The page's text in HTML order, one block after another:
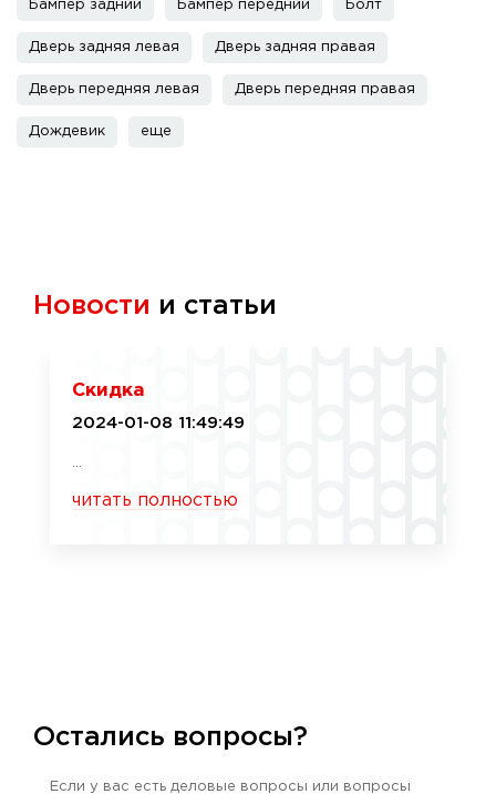
Бампер задний Бампер передний Болт
Дверь задняя левая Дверь задняя правая
Дверь передняя левая Дверь передняя правая
Дождевик еще
Новости и статьи
Скидка
2024-01-08 11:49:49
читать полностью
Остались вопросы?
Если у вас есть деловые вопросы или вопросы